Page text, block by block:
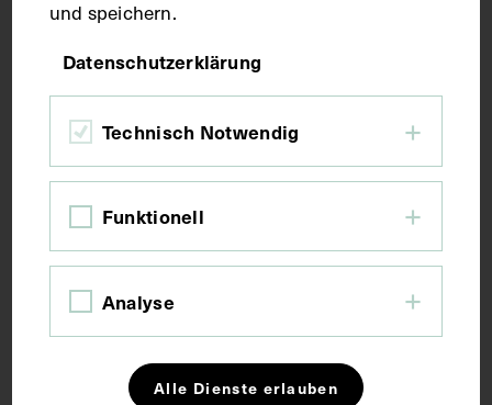
Druck
Maße
Seitenblatt 30,7 x 23 cm
Bildmaß 10,5 x 14,7 cm
Schlagwörter
Arzt Fotoalbum Fotografie
Konferenz
Pathologie
und speichern.
Datenschutzerklärung
Technisch Notwendig
Funktionell
Analyse
Alle Dienste erlauben